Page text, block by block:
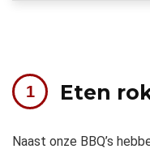
Eten
Naast onze BBQ’s